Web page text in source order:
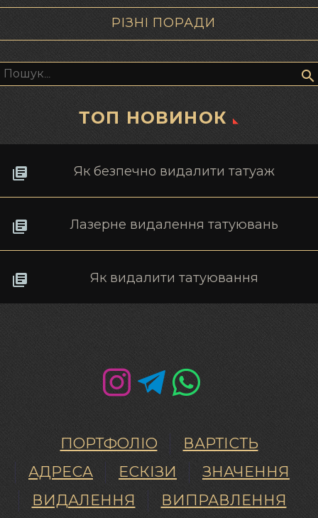
РІЗНІ ПОРАДИ
ТОП НОВИНОК
Як безпечно видалити татуаж
Лазерне видалення татуювань
Як видалити татуювання
ПОРТФОЛІО
ВАРТІСТЬ
АДРЕСА
ЕСКІЗИ
ЗНАЧЕННЯ
ВИДАЛЕННЯ
ВИПРАВЛЕННЯ